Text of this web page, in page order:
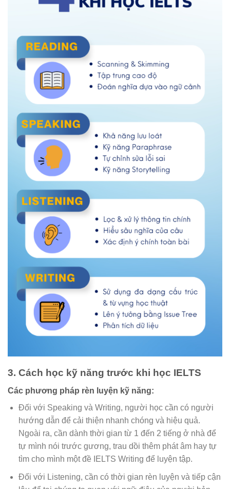
3. Cách học kỹ năng trước khi học IELTS
Các phương pháp rèn luyện kỹ năng:
Đối với Speaking và Writing, người học cần có người
hướng dẫn để cải thiện nhanh chóng và hiệu quả.
Ngoài ra, cần dành thời gian từ 1 đến 2 tiếng ở nhà để
tự mình nói trước gương, trau dồi thêm phát âm hay tự
tìm cho mình một đề IELTS Writing để luyện tập.
Đối với Listening, cần có thời gian rèn luyện và tiếp cận